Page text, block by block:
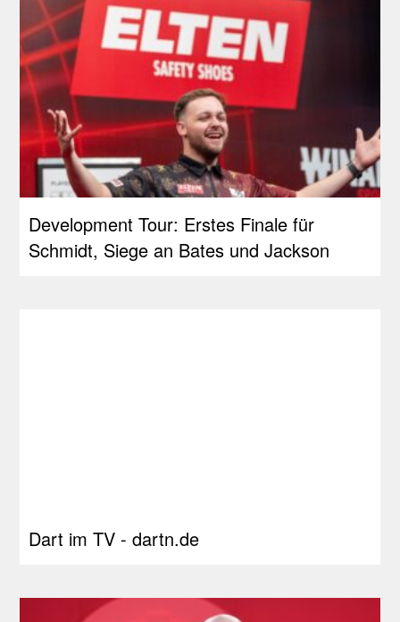
Development Tour: Erstes Finale für
Schmidt, Siege an Bates und Jackson
Dart im TV - dartn.de